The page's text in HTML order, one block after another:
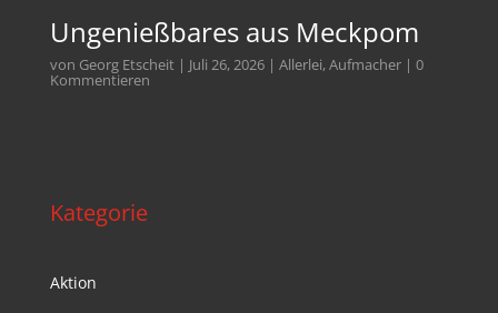
Ungenießbares aus Meckpom
von Georg Etscheit| Juli 26, 2026| Allerlei,Aufmacher| 0
Kommentieren
Kategorie
Aktion